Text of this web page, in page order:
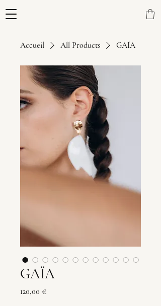
Accueil All Products GAÏA
GAÏA
120,00 €Prix